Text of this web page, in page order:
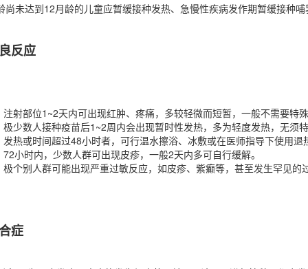
尚未达到12月龄的儿童应暂缓接种发热、急慢性疾病发作期暂缓接种
反应
注射部位1~2天内可出现红肿、疼痛，多较轻微而短暂，一般不需要特
极少数人接种疫苗后1~2周内会出现暂时性发热，多为轻度发热，无
发热或时间超过48小时者，可行温水擦浴、冰敷或在医师指导下使用
72小时内，少数人群可出现皮疹，一般2天内多可自行缓解。
极个别人群可能出现严重过敏反应，如皮疹、紫癫等，甚至发生罕见
症